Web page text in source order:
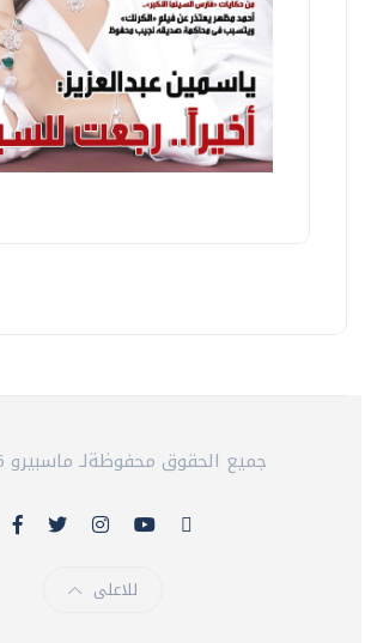
© 2026 جميع الحقوق محفوظةلـ ماسبيرو
للاعلى